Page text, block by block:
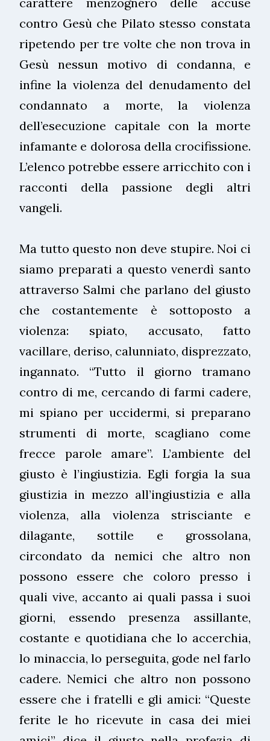
contro Gesù che Pilato stesso constata
ripetendo per tre volte che non trova in
Gesù nessun motivo di condanna, e
infine la violenza del denudamento del
condannato a morte, la violenza
dell’esecuzione capitale con la morte
infamante e dolorosa della crocifissione.
L’elenco potrebbe essere arricchito con i
racconti della passione degli altri
vangeli.
Ma tutto questo non deve stupire. Noi ci
siamo preparati a questo venerdì santo
attraverso Salmi che parlano del giusto
che costantemente è sottoposto a
violenza: spiato, accusato, fatto
vacillare, deriso, calunniato, disprezzato,
ingannato. “Tutto il giorno tramano
contro di me, cercando di farmi cadere,
mi spiano per uccidermi, si preparano
strumenti di morte, scagliano come
frecce parole amare”. L’ambiente del
giusto è l’ingiustizia. Egli forgia la sua
giustizia in mezzo all’ingiustizia e alla
violenza, alla violenza strisciante e
dilagante, sottile e grossolana,
circondato da nemici che altro non
possono essere che coloro presso i
quali vive, accanto ai quali passa i suoi
giorni, essendo presenza assillante,
costante e quotidiana che lo accerchia,
lo minaccia, lo perseguita, gode nel farlo
cadere. Nemici che altro non possono
essere che i fratelli e gli amici: “Queste
ferite le ho ricevute in casa dei miei